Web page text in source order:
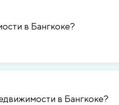
в Бангкоке?
в Бангкоке?